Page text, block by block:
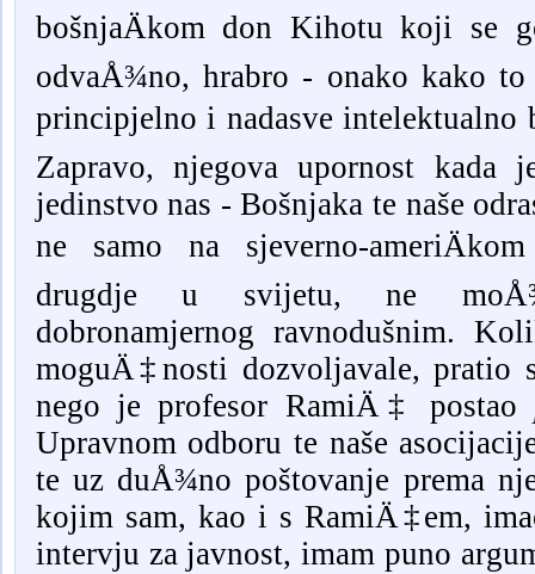
bošnjaÄkom don Kihotu koji se
odvaÅ¾no, hrabro - onako kako
principjelno i nadasve intelektualno
Zapravo, njegova upornost kada
jedinstvo nas - Bošnjaka te naše
ne samo na sjeverno-
drugdje u svijetu, ne
dobronamjernog ravnodušnim.
moguÄ‡nosti dozvoljavale, pratio
nego je profesor RamiÄ‡ postao
Upravnom odboru te naše
te uz duÅ¾no poštovanje prema
kojim sam, kao i s RamiÄ‡em,
intervju za javnost, imam puno